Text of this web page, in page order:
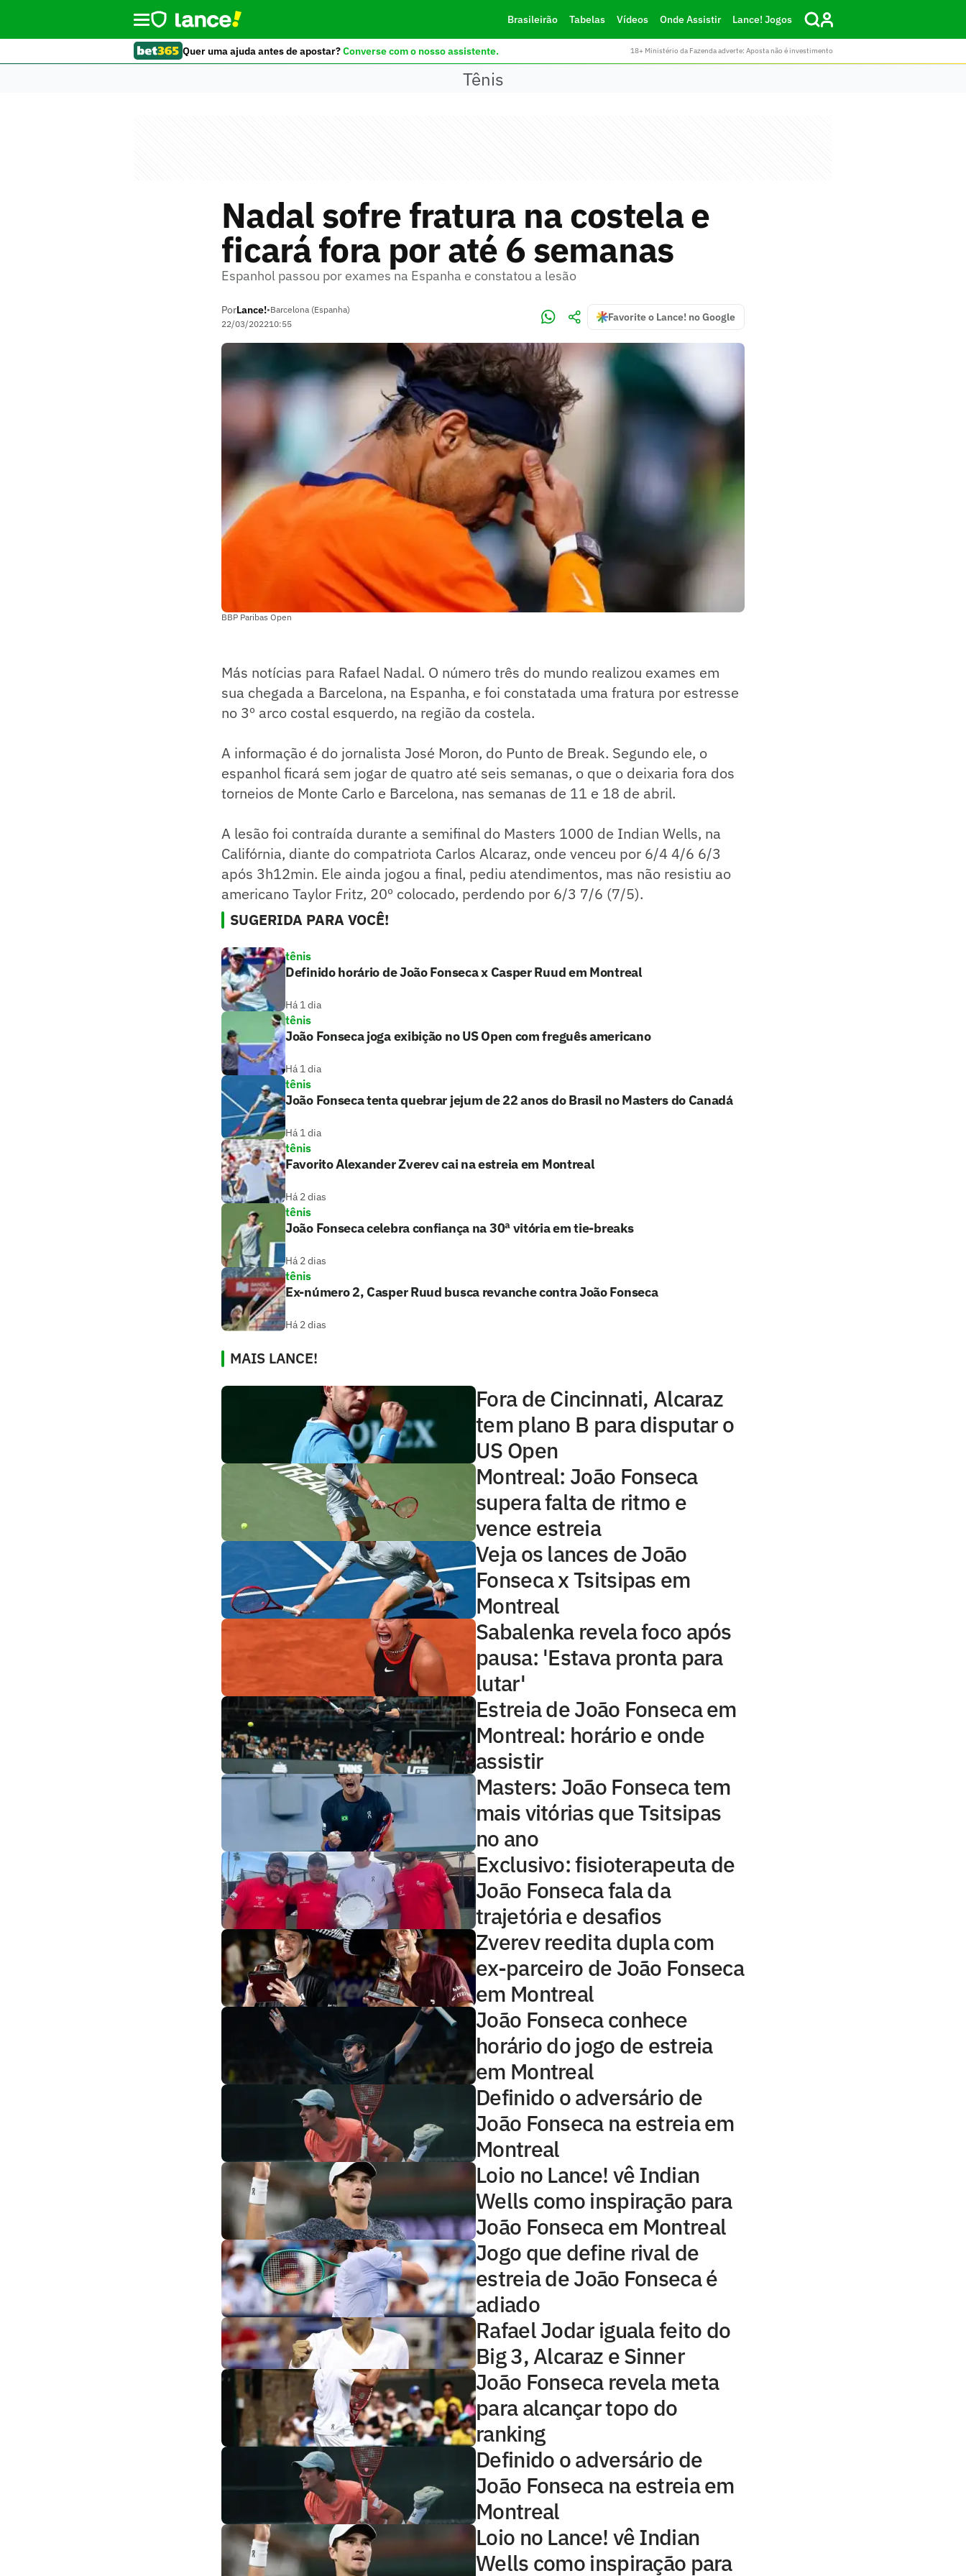
Brasileirão Tabelas Vídeos Onde Assistir Lance! Jogos
Quer uma ajuda antes de apostar?Converse com o nosso assistente. 18+ Ministério da Fazenda adverte: Aposta não é investimento
Tênis
Nadal sofre fratura na costela e
ficará fora por até 6 semanas
Espanhol passou por exames na Espanha e constatou a lesão
PorLance!•Barcelona (Espanha)
22/03/202210:55
Favorite o Lance! no Google
BBP Paribas Open
Más notícias para Rafael Nadal. O número três do mundo realizou exames em
sua chegada a Barcelona, na Espanha, e foi constatada uma fratura por estresse
no 3º arco costal esquerdo, na região da costela.
A informação é do jornalista José Moron, do Punto de Break. Segundo ele, o
espanhol ficará sem jogar de quatro até seis semanas, o que o deixaria fora dos
torneios de Monte Carlo e Barcelona, nas semanas de 11 e 18 de abril.
A lesão foi contraída durante a semifinal do Masters 1000 de Indian Wells, na
Califórnia, diante do compatriota Carlos Alcaraz, onde venceu por 6/4 4/6 6/3
após 3h12min. Ele ainda jogou a final, pediu atendimentos, mas não resistiu ao
americano Taylor Fritz, 20º colocado, perdendo por 6/3 7/6 (7/5).
SUGERIDA PARA VOCÊ!
tênis
Definido horário de João Fonseca x Casper Ruud em Montreal
Há 1 dia
tênis
João Fonseca joga exibição no US Open com freguês americano
Há 1 dia
tênis
João Fonseca tenta quebrar jejum de 22 anos do Brasil no Masters do Canadá
Há 1 dia
tênis
Favorito Alexander Zverev cai na estreia em Montreal
Há 2 dias
tênis
João Fonseca celebra confiança na 30ª vitória em tie-breaks
Há 2 dias
tênis
Ex-número 2, Casper Ruud busca revanche contra João Fonseca
Há 2 dias
MAIS LANCE!
Fora de Cincinnati, Alcaraz
tem plano B para disputar o
US Open
Montreal: João Fonseca
supera falta de ritmo e
vence estreia
Veja os lances de João
Fonseca x Tsitsipas em
Montreal
Sabalenka revela foco após
pausa: 'Estava pronta para
lutar'
Estreia de João Fonseca em
Montreal: horário e onde
assistir
Masters: João Fonseca tem
mais vitórias que Tsitsipas
no ano
Exclusivo: fisioterapeuta de
João Fonseca fala da
trajetória e desafios
Zverev reedita dupla com
ex-parceiro de João Fonseca
em Montreal
João Fonseca conhece
horário do jogo de estreia
em Montreal
Definido o adversário de
João Fonseca na estreia em
Montreal
Loio no Lance! vê Indian
Wells como inspiração para
João Fonseca em Montreal
Jogo que define rival de
estreia de João Fonseca é
adiado
Rafael Jodar iguala feito do
Big 3, Alcaraz e Sinner
João Fonseca revela meta
para alcançar topo do
ranking
Definido o adversário de
João Fonseca na estreia em
Montreal
Loio no Lance! vê Indian
Wells como inspiração para